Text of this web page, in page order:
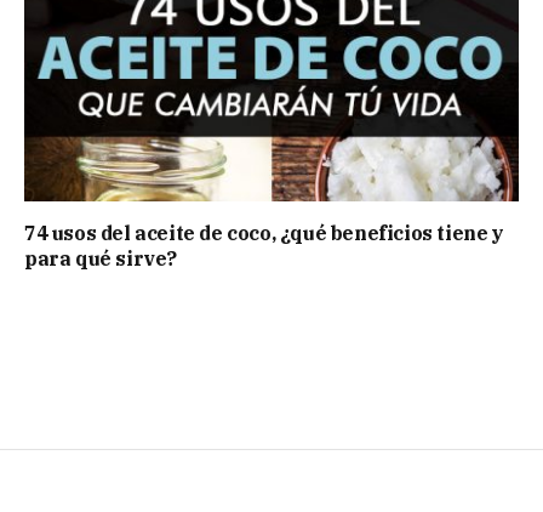
74 usos del aceite de coco, ¿qué beneficios tiene y
para qué sirve?